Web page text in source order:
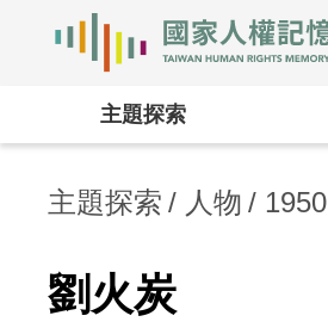
主題探索
主題探索 人物 1950
劉火炭